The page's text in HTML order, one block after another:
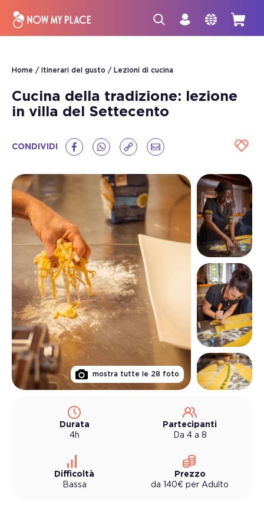
Home Itinerari del gusto Lezioni di cucina
Cucina della tradizione: lezione
in villa del Settecento
CONDIVIDI
mostra tutte le 28 foto
Durata
4h
Partecipanti
Da 4 a 8
Difficoltà
Bassa
Prezzo
da 140€ per Adulto